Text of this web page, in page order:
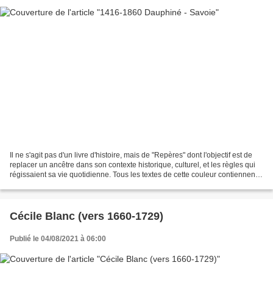
Il ne s'agit pas d'un livre d'histoire, mais de "Repères" dont l'objectif est de
replacer un ancêtre dans son contexte historique, culturel, et les règles qui
régissaient sa vie quotidienne. Tous les textes de cette couleur contiennent
Cécile Blanc (vers 1660-1729)
Publié le 04/08/2021 à 06:00